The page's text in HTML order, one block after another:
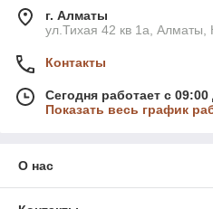
г. Алматы
ул.Тихая 42 кв 1a, Алматы,
Контакты
Сегодня работает с 09:00
Показать весь график
О нас